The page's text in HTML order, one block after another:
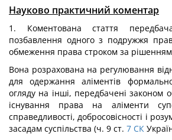
Науково практичний коментар
1. Коментована стаття
позбавлення одного з подружжя
обмеження права строком за рішенням
Вона розрахована на регулювання
для одержання аліментів
огляду на інші, передбачені законом
існування права на аліменти
справедливості, добросовісності і
засадам суспільства (ч. 9 ст. 7 СК